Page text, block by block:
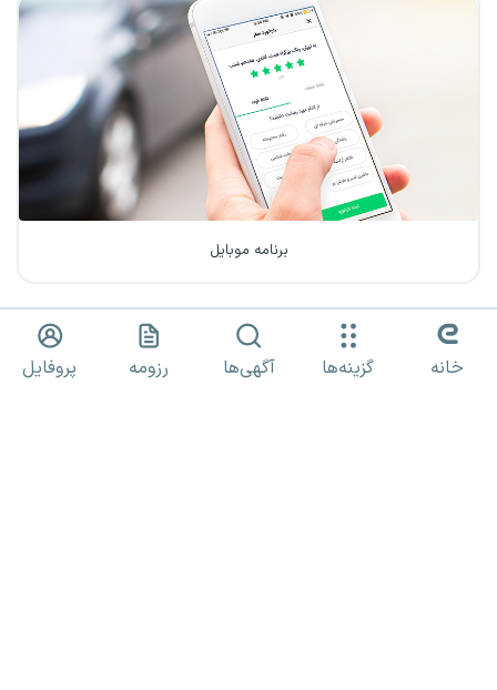
برنامه موبایل
خانه گزینه‌ها آگهی‌ها رزومه پروفایل